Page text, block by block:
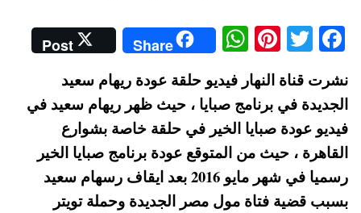
Fa
bo
ok
T
wi
tte
r
Pi
nt
er
es
t
W
ha
ts
A
pp
Share
Post
نشرت قناة النهار فيديو حلقة عودة ريهام سعيد
الجديدة في برنامج صبايا ، حيث ظهر ريهام سعيد في
فيديو عودة صبايا الخير في حلقة خاصة بشوارع
القاهرة ، حيث من المتوقع عودة برنامج صبايا الخير
رسميا في شهر مايو 2016 بعد ايقاف رسهام سعيد
بسبب قضية فتاة مول مصر الجديدة وحملة تويتر